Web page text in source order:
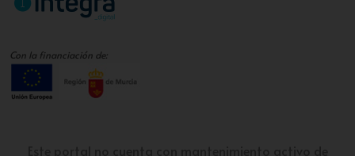
Con la financiación de: